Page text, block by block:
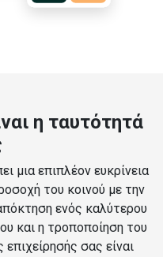
η ταυτότητά
μια επιπλέον ευκρίνεια
του κοινού με την
ενός καλύτερου
και η τροποποίηση του
σας είναι